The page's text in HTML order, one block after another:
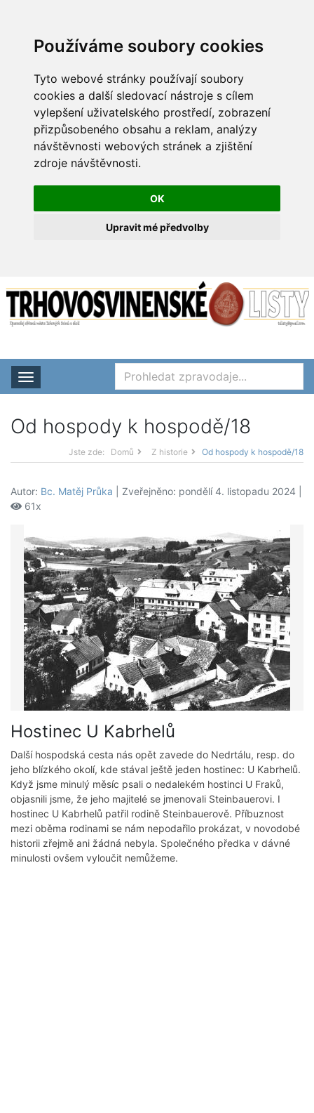
Používáme soubory cookies
Tyto webové stránky používají soubory
cookies a další sledovací nástroje s cílem
vylepšení uživatelského prostředí, zobrazení
přizpůsobeného obsahu a reklam, analýzy
návštěvnosti webových stránek a zjištění
zdroje návštěvnosti.
OK
Upravit mé předvolby
Rozbalit nabídku
Od hospody k hospodě/18
Jste zde: Domů Z historie Od hospody k hospodě/18
Autor: Bc. Matěj Průka | Zveřejněno: pondělí 4. listopadu 2024 |
61x
Hostinec U Kabrhelů
Další hospodská cesta nás opět zavede do Nedrtálu, resp. do
jeho blízkého okolí, kde stával ještě jeden hostinec: U Kabrhelů.
Když jsme minulý měsíc psali o nedalekém hostinci U Fraků,
objasnili jsme, že jeho majitelé se jmenovali Steinbauerovi. I
hostinec U Kabrhelů patřil rodině Steinbauerově. Příbuznost
mezi oběma rodinami se nám nepodařilo prokázat, v novodobé
historii zřejmě ani žádná nebyla. Společného předka v dávné
minulosti ovšem vyloučit nemůžeme.